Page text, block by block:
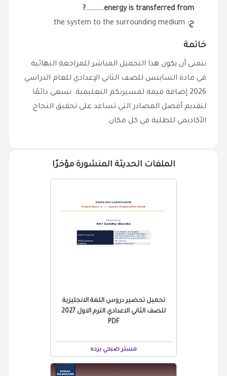
energy is transferred from.........?
ج:
خاتمة
نتمنى أن يكون هذا التحميل المباشر للمراجعة النهائية
في مادة الساينس للصف الثاني الإعدادي للعام الدراسي
2026 إضافة قيمة لمسيرتكم التعليمية. نسعى دائمًا
لتقديم أفضل المصادر التي تساعد على تحقيق النجاح
الأكاديمي للطلبة في كل مكان.
الملفات الحديثة المنشورة مؤخرًا
تحميل تحضير دروس اللغة الانجليزية
للصف الثاني الاعدادي الترم الاول 2027
PDF
مستر صبحي برده